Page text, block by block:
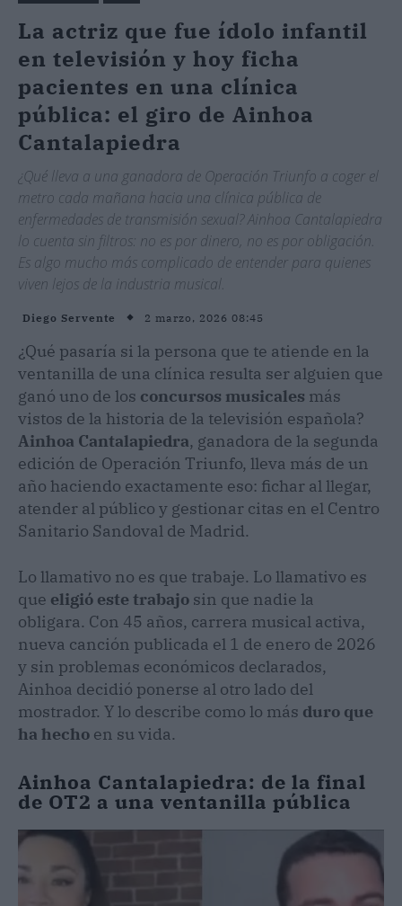
La actriz que fue ídolo infantil
en televisión y hoy ficha
pacientes en una clínica
pública: el giro de Ainhoa
Cantalapiedra
¿Qué lleva a una ganadora de Operación Triunfo a coger el
metro cada mañana hacia una clínica pública de
enfermedades de transmisión sexual? Ainhoa Cantalapiedra
lo cuenta sin filtros: no es por dinero, no es por obligación.
Es algo mucho más complicado de entender para quienes
viven lejos de la industria musical.
Diego Servente 2 marzo, 2026 08:45
¿Qué pasaría si la persona que te atiende en la
ventanilla de una clínica resulta ser alguien que
ganó uno de los concursos musicales más
vistos de la historia de la televisión española?
Ainhoa Cantalapiedra, ganadora de la segunda
edición de Operación Triunfo, lleva más de un
año haciendo exactamente eso: fichar al llegar,
atender al público y gestionar citas en el Centro
Sanitario Sandoval de Madrid.
Lo llamativo no es que trabaje. Lo llamativo es
que eligió este trabajo sin que nadie la
obligara. Con 45 años, carrera musical activa,
nueva canción publicada el 1 de enero de 2026
y sin problemas económicos declarados,
Ainhoa decidió ponerse al otro lado del
mostrador. Y lo describe como lo más duro que
ha hecho en su vida.
Ainhoa Cantalapiedra: de la final
de OT2 a una ventanilla pública